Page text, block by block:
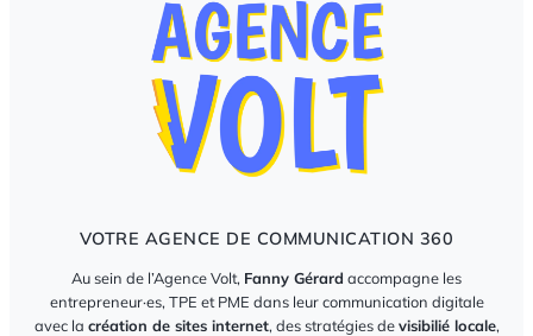
VOTRE AGENCE DE COMMUNICATION 360
Au sein de l’Agence Volt, Fanny Gérard accompagne les
entrepreneur·es, TPE et PME dans leur communication digitale
avec la création de sites internet, des stratégies devisibilié locale,